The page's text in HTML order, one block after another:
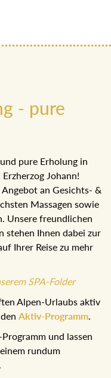
- pure
pure Erholung in
Johann!
an Gesichts- &
Massagen sowie
Unsere freundlichen
stehen Ihnen dabei zur
Ihrer Reise zu mehr
SPA-Folder
Alpen-Urlaubs aktiv
Aktiv-Programm
und lassen
rundum